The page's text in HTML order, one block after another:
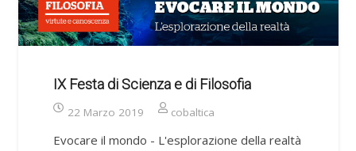
IX Festa di Scienza e di Filosofia
22 Marzo 2019 cobaltica
Evocare il mondo - L'esplorazione della realtà